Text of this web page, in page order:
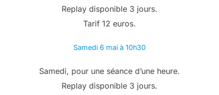
Replay disponible 3 jours.
Tarif 12 euros.
Samedi 6 mai à 10h30
Samedi, pour une séance d’une heure.
Replay disponible 3 jours.